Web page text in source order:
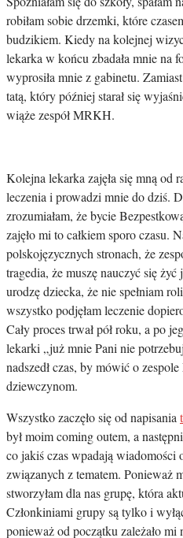
robiłam sobie drzemki, które
budzikiem. Kiedy na kolejnej
lekarka w końcu zbadała mnie na
wyprosiła mnie z gabinetu.
tatą, który później starał się
wiąże zespół MRKH.
Kolejna lekarka zajęła się mną od
leczenia i prowadzi mnie do dziś.
zrozumiałam, że bycie
zajęło mi to całkiem sporo czasu.
polskojęzycznych stronach, że
tragedia, że muszę nauczyć się
urodzę dziecka, że nie spełniam
wszystko podjęłam leczenie
Cały proces trwał pół roku, a po
lekarki „już mnie Pani nie
nadszedł czas, by mówić o
dziewczynom.
Wszystko zaczęło się od napisania
był moim coming outem, a
co jakiś czas wpadają wiadomości
związanych z tematem. Ponieważ
stworzyłam dla nas grupę, która
Członkiniami grupy są tylko i
ponieważ od początku zależało mi